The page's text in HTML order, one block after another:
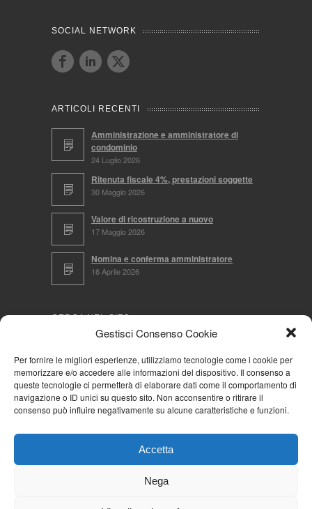
Gestisci Consenso Cookie
Per fornire le migliori esperienze, utilizziamo tecnologie come i cookie per
memorizzare e/o accedere alle informazioni del dispositivo. Il consenso a
queste tecnologie ci permetterà di elaborare dati come il comportamento di
navigazione o ID unici su questo sito. Non acconsentire o ritirare il
consenso può influire negativamente su alcune caratteristiche e funzioni.
Accetta
Nega
SOCIAL NETWORK
ARTICOLI RECENTI
Amministrazione e amministratore di
condominio
24 Luglio 2026
Ritenuta fiscale 4%, prestazioni soggette
30 Maggio 2026
Valore di ricostruzione a nuovo
17 Maggio 2026
Nomina e conferma amministratore
16 Aprile 2026
CERCA NEL SITO
NAVIGA PER
Mappa completa
Cookie Policy (UE)
Iscriviti alla Community AziendaCondominio